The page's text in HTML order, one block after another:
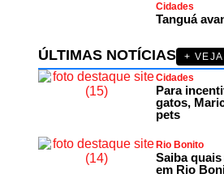
Cidades
Tanguá
ÚLTIMAS NOTÍCIAS
+
Cidades
Para
gatos,
pets
Rio Bonito
Saiba
em Rio